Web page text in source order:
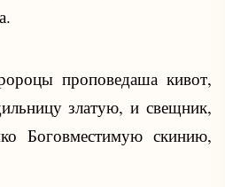
проповедаша кивот,
златую, и свещник,
Боговместимую скинию,